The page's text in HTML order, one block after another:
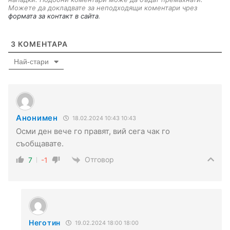
Можете да докладвате за неподходящи коментари чрез
формата за контакт в сайта.
3 КОМЕНТАРА
Най-стари
Анонимен 18.02.2024 10:43 10:43
Осми ден вече го правят, вий сега чак го
съобщавате.
7 -1 Отговор
Неготин 19.02.2024 18:00 18:00